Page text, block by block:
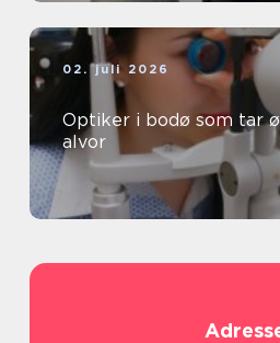
02. juli 2026
Optiker i bodø som tar
alvor